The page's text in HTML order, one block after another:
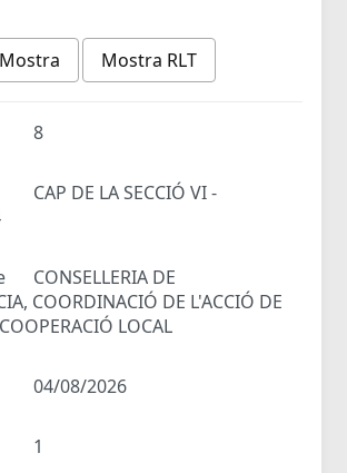
Mostra
Mostra RLT
8
CAP DE LA SECCIÓ VI -
CONSELLERIA DE
COORDINACIÓ DE L'ACCIÓ DE
LOCAL
04/08/2026
1